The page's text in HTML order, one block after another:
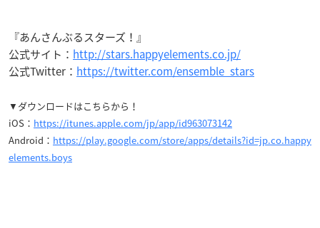
『あんさんぶるスターズ！』
公式サイト： http://stars.happyelements.co.jp/
公式Twitter： https://twitter.com/ensemble_stars
▼ダウンロードはこちらから！
iOS： https://itunes.apple.com/jp/app/id963073142
Android： https://play.google.com/store/apps/details?id=jp.co.happy
elements.boys